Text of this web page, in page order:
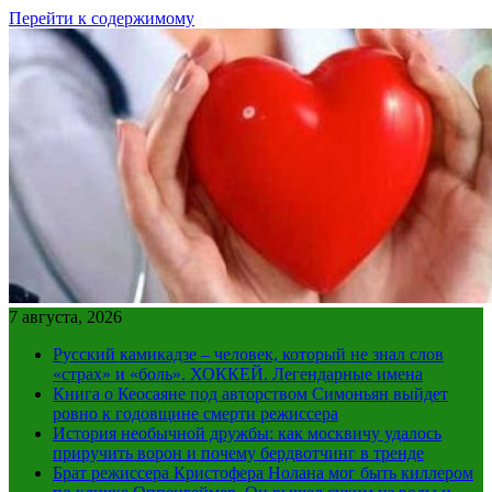
Перейти к содержимому
7 августа, 2026
Русский камикадзе – человек, который не знал слов
«страх» и «боль». ХОККЕЙ. Легендарные имена
Книга о Кеосаяне под авторством Симоньян выйдет
ровно к годовщине смерти режиссера
История необычной дружбы: как москвичу удалось
приручить ворон и почему бердвотчинг в тренде
Брат режиссера Кристофера Нолана мог быть киллером